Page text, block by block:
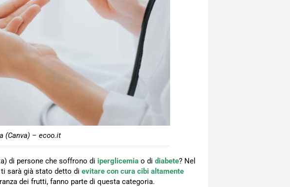
(Canva) – ecoo.it
di persone che soffrono di iperglicemia o di diabete? Nel
sarà già stato detto di evitare con cura cibi altamente
dei frutti, fanno parte di questa categoria.